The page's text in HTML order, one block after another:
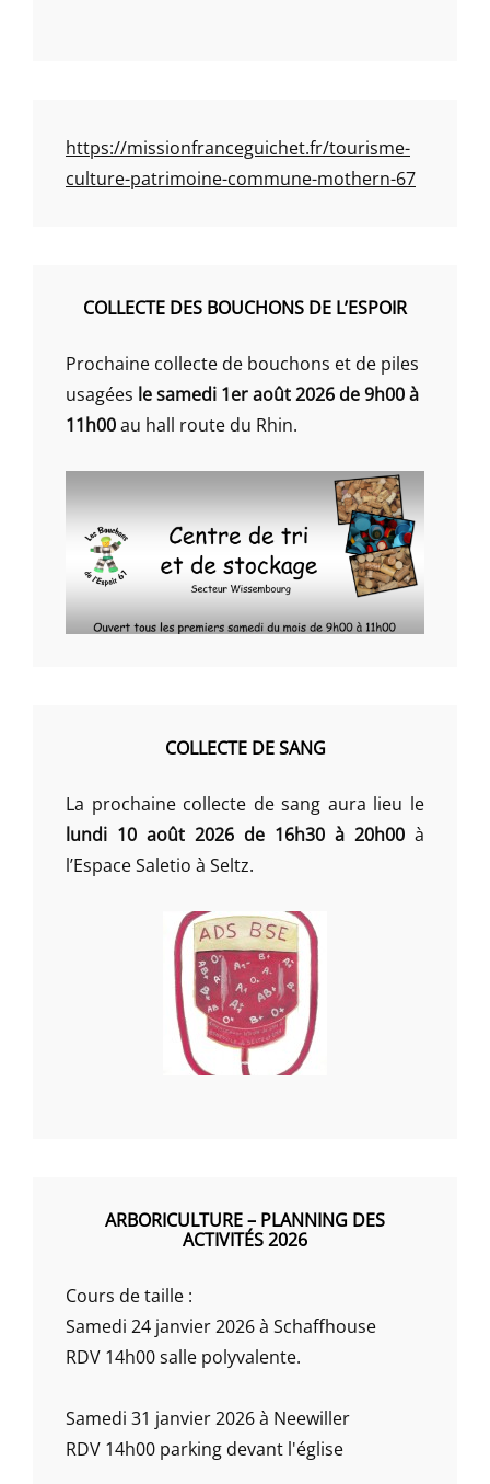
https://missionfranceguichet.fr/tourisme-
culture-patrimoine-commune-mothern-67
COLLECTE DES BOUCHONS DE L’ESPOIR
Prochaine collecte de bouchons et de piles
usagées le samedi 1er août 2026 de 9h00 à
11h00au hall route du Rhin.
COLLECTE DE SANG
La prochaine collecte de sang aura lieu le
lundi 10 août 2026 de 16h30 à 20h00 à
l’Espace Saletio à Seltz.
ARBORICULTURE – PLANNING DES
ACTIVITÉS 2026
Cours de taille :
Samedi 24 janvier 2026 à Schaffhouse
RDV 14h00 salle polyvalente.
Samedi 31 janvier 2026 à Neewiller
RDV 14h00 parking devant l'église